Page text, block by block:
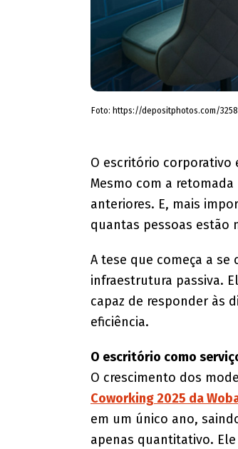
Foto: https://depositphotos.com/
​O escritório corporativo
Mesmo com a
anteriores. E, mais
quantas pessoas estão
A tese que começa a
infraestrutura passiva.
capaz de responder às
eficiência.
O escritório como
O crescimento dos
Coworking 2025 da
em um único ano,
apenas quantitativo.